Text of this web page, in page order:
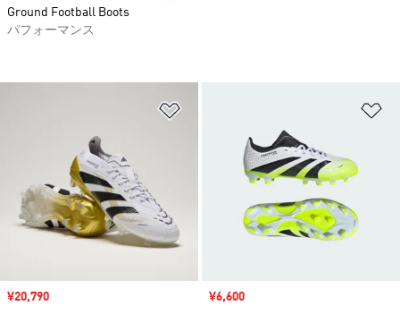
セール価格
¥20,790
セール価格
¥6,600
Ground Football Boots
パフォーマンス